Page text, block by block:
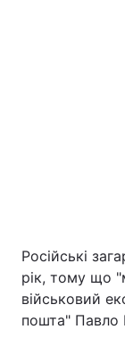
Головна
Україна
Економіка
Російські
рік, тому що
військовий
пошта" Павло